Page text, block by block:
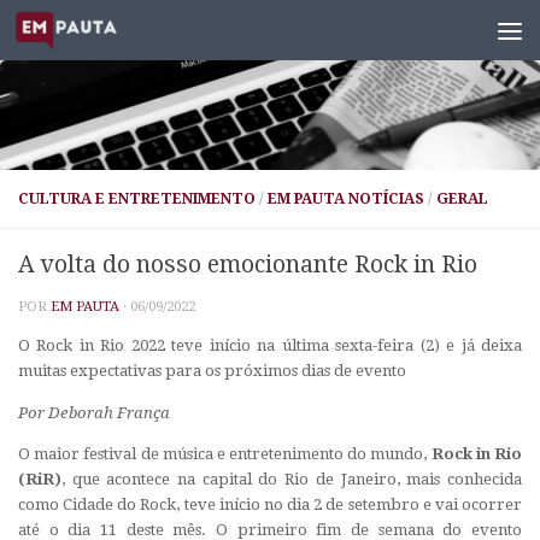
Skip to content
CULTURA E ENTRETENIMENTO / EM PAUTA NOTÍCIAS / GERAL
A volta do nosso emocionante Rock in Rio
POR EM PAUTA · 06/09/2022
O Rock in Rio 2022 teve início na última sexta-feira (2) e já deixa
muitas expectativas para os próximos dias de evento
Por Deborah França
O maior festival de música e entretenimento do mundo, Rock in Rio
(RiR), que acontece na capital do Rio de Janeiro, mais conhecida
como Cidade do Rock, teve início no dia 2 de setembro e vai ocorrer
até o dia 11 deste mês. O primeiro fim de semana do evento